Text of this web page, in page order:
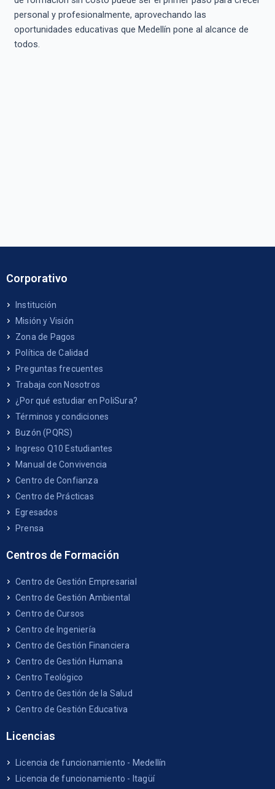
personal y profesionalmente, aprovechando las
oportunidades educativas que Medellín pone al alcance de
todos.
Corporativo
Institución
Misión y Visión
Zona de Pagos
Política de Calidad
Preguntas frecuentes
Trabaja con Nosotros
¿Por qué estudiar en PoliSura?
Términos y condiciones
Buzón (PQRS)
Ingreso Q10 Estudiantes
Manual de Convivencia
Centro de Confianza
Centro de Prácticas
Egresados
Prensa
Centros de Formación
Centro de Gestión Empresarial
Centro de Gestión Ambiental
Centro de Cursos
Centro de Ingeniería
Centro de Gestión Financiera
Centro de Gestión Humana
Centro Teológico
Centro de Gestión de la Salud
Centro de Gestión Educativa
Licencias
Licencia de funcionamiento - Medellín
Licencia de funcionamiento - Itagüí